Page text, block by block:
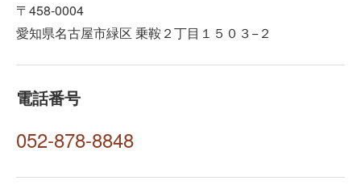
〒458-0004
愛知県名古屋市緑区 乗鞍２丁目１５０３−２
電話番号
052-878-8848